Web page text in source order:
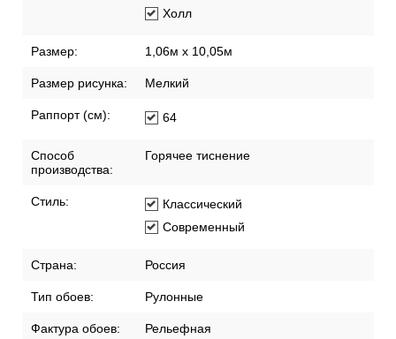
Холл
Размер: 1,06м х 10,05м
Размер рисунка: Мелкий
Раппорт (см): 64
Способ
производства:
Горячее тиснение
Стиль:
Классический
Современный
Страна: Россия
Тип обоев: Рулонные
Фактура обоев: Рельефная